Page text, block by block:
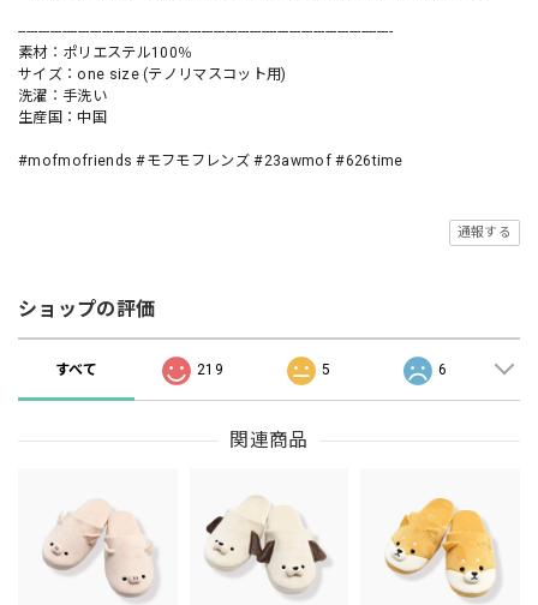
----------------------------------------------------------------------------------------------
素材：ポリエステル100％
サイズ：one size (テノリマスコット用)
洗濯：手洗い
生産国：中国
#mofmofriends #モフモフレンズ #23awmof #626time
通報する
ショップの評価
すべて 219 5 6
関連商品